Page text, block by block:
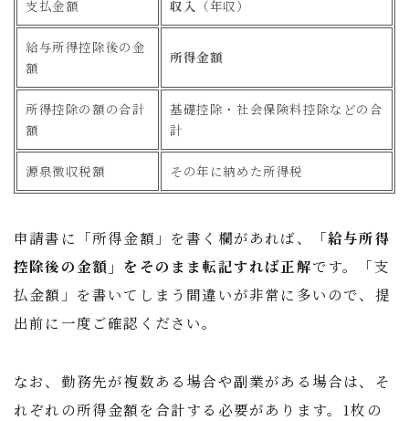
支払金額 収入 （年収）
給与所得控除後の金
額
所得金額
所得控除の額の合計
額
基礎控除・社会保険料控除などの合
計
源泉徴収税額 その年に納めた所得税
申請書に「所得金額」を書く欄があれば、
「給与所得
控除後の金額」をそのまま転記すれば正解です。「支
払金額」を書いてしまう間違いが非常に多いので、提
出前に一度ご確認ください。
なお、勤務先が複数ある場合や副業がある場合は、そ
れぞれの所得金額を合計する必要があります。1枚の